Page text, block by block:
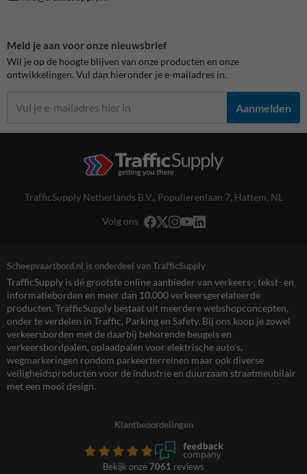
Meld je aan voor onze nieuwsbrief
Wil je op de hoogte blijven van onze producten en onze
ontwikkelingen. Vul dan hieronder je e-mailadres in.
Aanmelden
TrafficSupply Netherlands B.V., Populierenlaan 7, Hattem, NL
Volg ons
Scheepvaartbord.nl is onderdeel van TrafficSupply
TrafficSupply is dé grootste online aanbieder van verkeers-, tekst- en
informatieborden en meer dan 10.000 verkeersgerelateerde
producten. TrafficSupply bestaat uit meerdere webshopconcepten,
onder te verdelen in Traffic, Parking en Safety. Bij ons koop je zowel
verkeersborden met de daarbij behorende beugels en
verkeersbordpalen, oplaadpalen voor elektrische auto’s,
wegmarkeringen rondom parkeerterreinen maar ook diverse
veiligheidsproducten voor de industrie en duurzaam straatmeubilair
met een mooi design.
Klantbeoordelingen
Bekijk onze 7061 reviews